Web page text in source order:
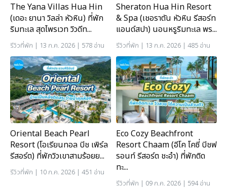
The Yana Villas Hua Hin
(เดอะ ยานา วิลล่า หัวหิน) ที่พัก
ริมทะเล สุดไพรเวท วิวดีท...
รีวิวที่พัก | 13 ก.ค. 2026 | 578 อ่าน
Sheraton Hua Hin Resort
& Spa (เชอราตัน หัวหิน รีสอร์ท
แอนด์สปา) นอนหรูริมทะเล พร...
รีวิวที่พัก | 13 ก.ค. 2026 | 485 อ่าน
Oriental Beach Pearl
Resort (โอเรียนทอล บีช เพิร์ล
รีสอร์ต) ที่พักวิวเขาสามร้อยย...
รีวิวที่พัก | 10 ก.ค. 2026 | 451 อ่าน
Eco Cozy Beachfront
Resort Chaam (อีโค โคซี่ บีชฟ
รอนท์ รีสอร์ต ชะอำ) ที่พักติด
ทะ...
รีวิวที่พัก | 09 ก.ค. 2026 | 594 อ่าน